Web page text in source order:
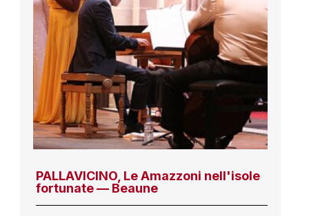
PALLAVICINO, Le Amazzoni nell'isole
fortunate — Beaune